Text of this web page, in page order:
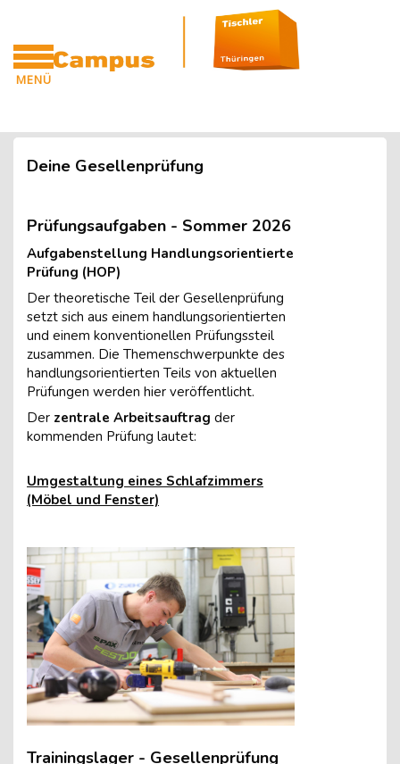
MENÜ
Zum Hauptinhalt
Blöcke
Blöcke
Deine Gesellenprüfung
Prüfungsaufgaben - Sommer 2026
Aufgabenstellung Handlungsorientierte
Prüfung (HOP)
Der theoretische Teil der Gesellenprüfung
setzt sich aus einem handlungsorientierten
und einem konventionellen Prüfungssteil
zusammen. Die Themenschwerpunkte des
handlungsorientierten Teils von aktuellen
Prüfungen werden hier veröffentlicht.
Der zentrale Arbeitsauftrag der
kommenden Prüfung lautet:
Umgestaltung eines Schlafzimmers
(Möbel und Fenster)
Trainingslager - Gesellenprüfung